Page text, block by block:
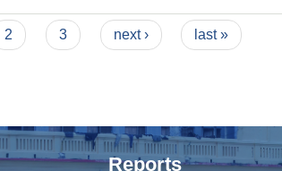
2 3 next › last »
Reports